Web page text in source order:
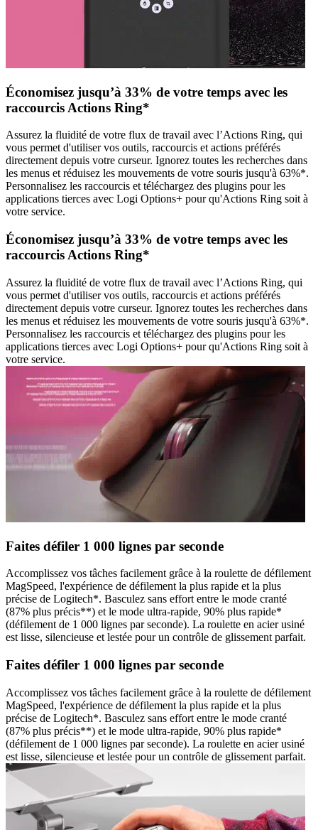
Économisez jusqu’à 33% de votre temps avec les
raccourcis Actions Ring*
Assurez la fluidité de votre flux de travail avec l’Actions Ring, qui
vous permet d'utiliser vos outils, raccourcis et actions préférés
directement depuis votre curseur. Ignorez toutes les recherches dans
les menus et réduisez les mouvements de votre souris jusqu'à 63%*.
Personnalisez les raccourcis et téléchargez des plugins pour les
applications tierces avec Logi Options+ pour qu'Actions Ring soit à
votre service.
Économisez jusqu’à 33% de votre temps avec les
raccourcis Actions Ring*
Assurez la fluidité de votre flux de travail avec l’Actions Ring, qui
vous permet d'utiliser vos outils, raccourcis et actions préférés
directement depuis votre curseur. Ignorez toutes les recherches dans
les menus et réduisez les mouvements de votre souris jusqu'à 63%*.
Personnalisez les raccourcis et téléchargez des plugins pour les
applications tierces avec Logi Options+ pour qu'Actions Ring soit à
votre service.
Faites défiler 1 000 lignes par seconde
Accomplissez vos tâches facilement grâce à la roulette de défilement
MagSpeed, l'expérience de défilement la plus rapide et la plus
précise de Logitech*. Basculez sans effort entre le mode cranté
(87% plus précis**) et le mode ultra-rapide, 90% plus rapide*
(défilement de 1 000 lignes par seconde). La roulette en acier usiné
est lisse, silencieuse et lestée pour un contrôle de glissement parfait.
Faites défiler 1 000 lignes par seconde
Accomplissez vos tâches facilement grâce à la roulette de défilement
MagSpeed, l'expérience de défilement la plus rapide et la plus
précise de Logitech*. Basculez sans effort entre le mode cranté
(87% plus précis**) et le mode ultra-rapide, 90% plus rapide*
(défilement de 1 000 lignes par seconde). La roulette en acier usiné
est lisse, silencieuse et lestée pour un contrôle de glissement parfait.